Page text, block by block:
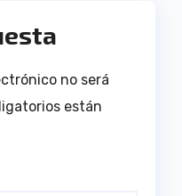
no será
están